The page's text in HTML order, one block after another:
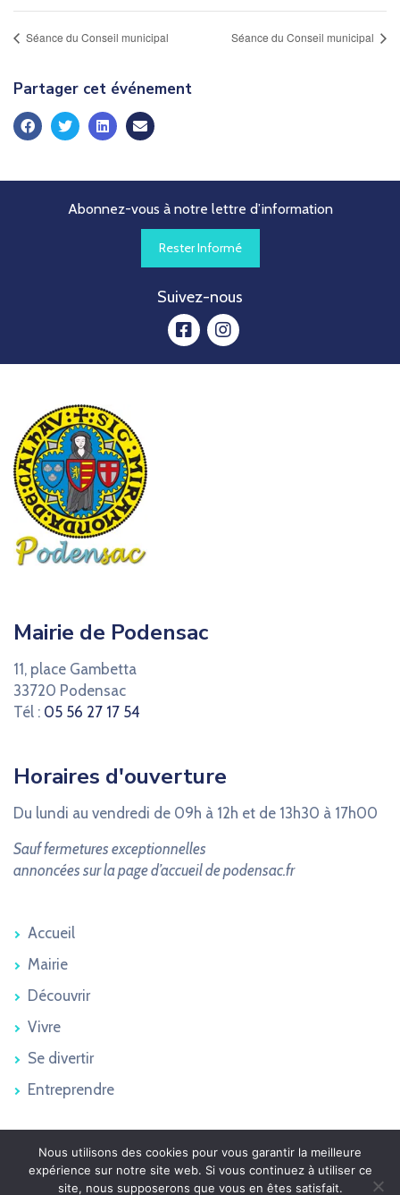
Séance du Conseil municipal Séance du Conseil municipal
Partager cet événement
Abonnez-vous à notre lettre d’information
Rester Informé
Suivez-nous
facebookinstagram
Mairie de Podensac
11, place Gambetta
33720 Podensac
Tél : 05 56 27 17 54
Horaires d'ouverture
Du lundi au vendredi de 09h à 12h et de 13h30 à 17h00
Sauf fermetures exceptionnelles
annoncées sur la page d’accueil de podensac.fr
Accueil
Mairie
Découvrir
Vivre
Se divertir
Entreprendre
Podensac 2026 © - Tous droits réservés
Plan du site
Mentions légales
Nous utilisons des cookies pour vous garantir la meilleure
expérience sur notre site web. Si vous continuez à utiliser ce
site, nous supposerons que vous en êtes satisfait.